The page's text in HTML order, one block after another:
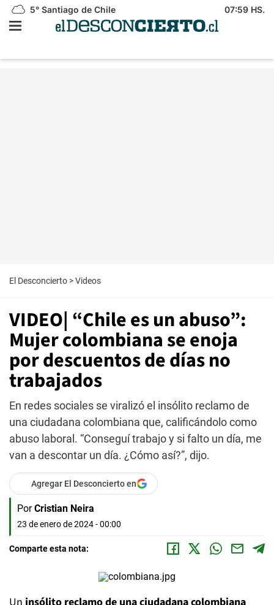
5° Santiago de Chile 07:59 HS.
El Desconcierto >Videos
VIDEO| “Chile es un abuso”:
Mujer colombiana se enoja
por descuentos de días no
trabajados
En redes sociales se viralizó el insólito reclamo de
una ciudadana colombiana que, calificándolo como
abuso laboral. “Conseguí trabajo y si falto un día, me
van a descontar un día. ¿Cómo así?”, dijo.
Agregar El Desconcierto en
Por Cristian Neira
23 de enero de 2024 - 00:00
Comparte esta nota: